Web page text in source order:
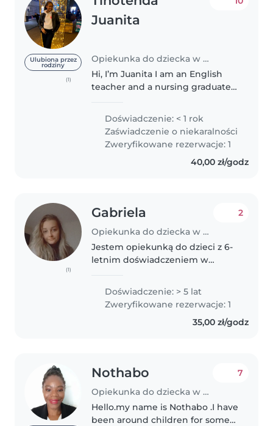
Ulubiona przez
rodziny
(1)
Juanita
Opiekunka do dziecka w Warszawa
Hi, I’m Juanita I am an English
teacher and a nursing graduate,
working with children. My
teaching background helps me
support kids in their learning
and..
Doświadczenie: < 1 rok
Zaświadczenie o niekaralności
Zweryfikowane rezerwacje: 1
40,00 zł/godz
(1)
Gabriela
Opiekunka do dziecka w Biała Podlaska
2
Jestem opiekunką do dzieci z 6-
letnim doświadczeniem w
maluchami i dziećmi w wieku
przedszkolnym. Jestem
odpowiedzialna, kreatywna i
Doświadczenie: > 5 lat
Zweryfikowane rezerwacje: 1
35,00 zł/godz
Nothabo
Opiekunka do dziecka w Gliwice
7
Hello.my name is Nothabo .I have
been around children for some